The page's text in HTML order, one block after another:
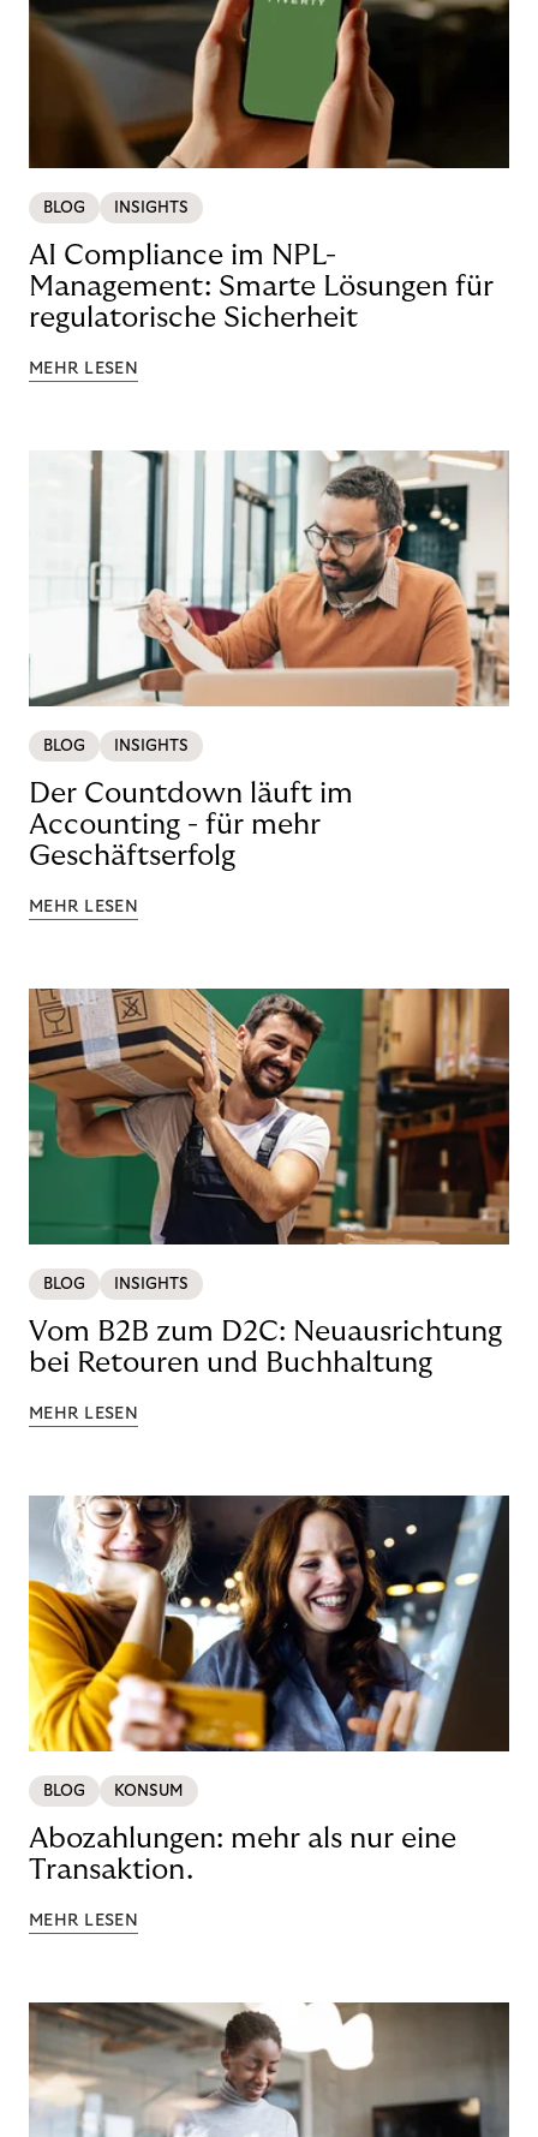
BLOG INSIGHTS
AI Compliance im NPL-
Management: Smarte Lösungen für
regulatorische Sicherheit
MEHR LESEN
BLOG INSIGHTS
Der Countdown läuft im
Accounting - für mehr
Geschäftserfolg
MEHR LESEN
BLOG INSIGHTS
Vom B2B zum D2C: Neuausrichtung
bei Retouren und Buchhaltung
MEHR LESEN
BLOG KONSUM
Abozahlungen: mehr als nur eine
Transaktion.
MEHR LESEN